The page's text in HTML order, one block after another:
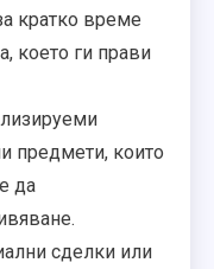
кратко време
което ги прави
предмети, които
да
сделки или